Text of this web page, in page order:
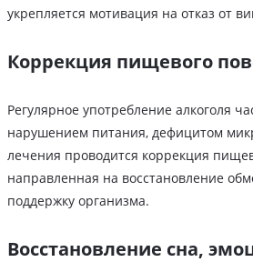
укрепляется мотивация на отказ от
Коррекция пищевого
Регулярное употребление алкоголя
нарушением питания, дефицитом
лечения проводится коррекция
направленная на восстановление
поддержку организма.
Восстановление сна,